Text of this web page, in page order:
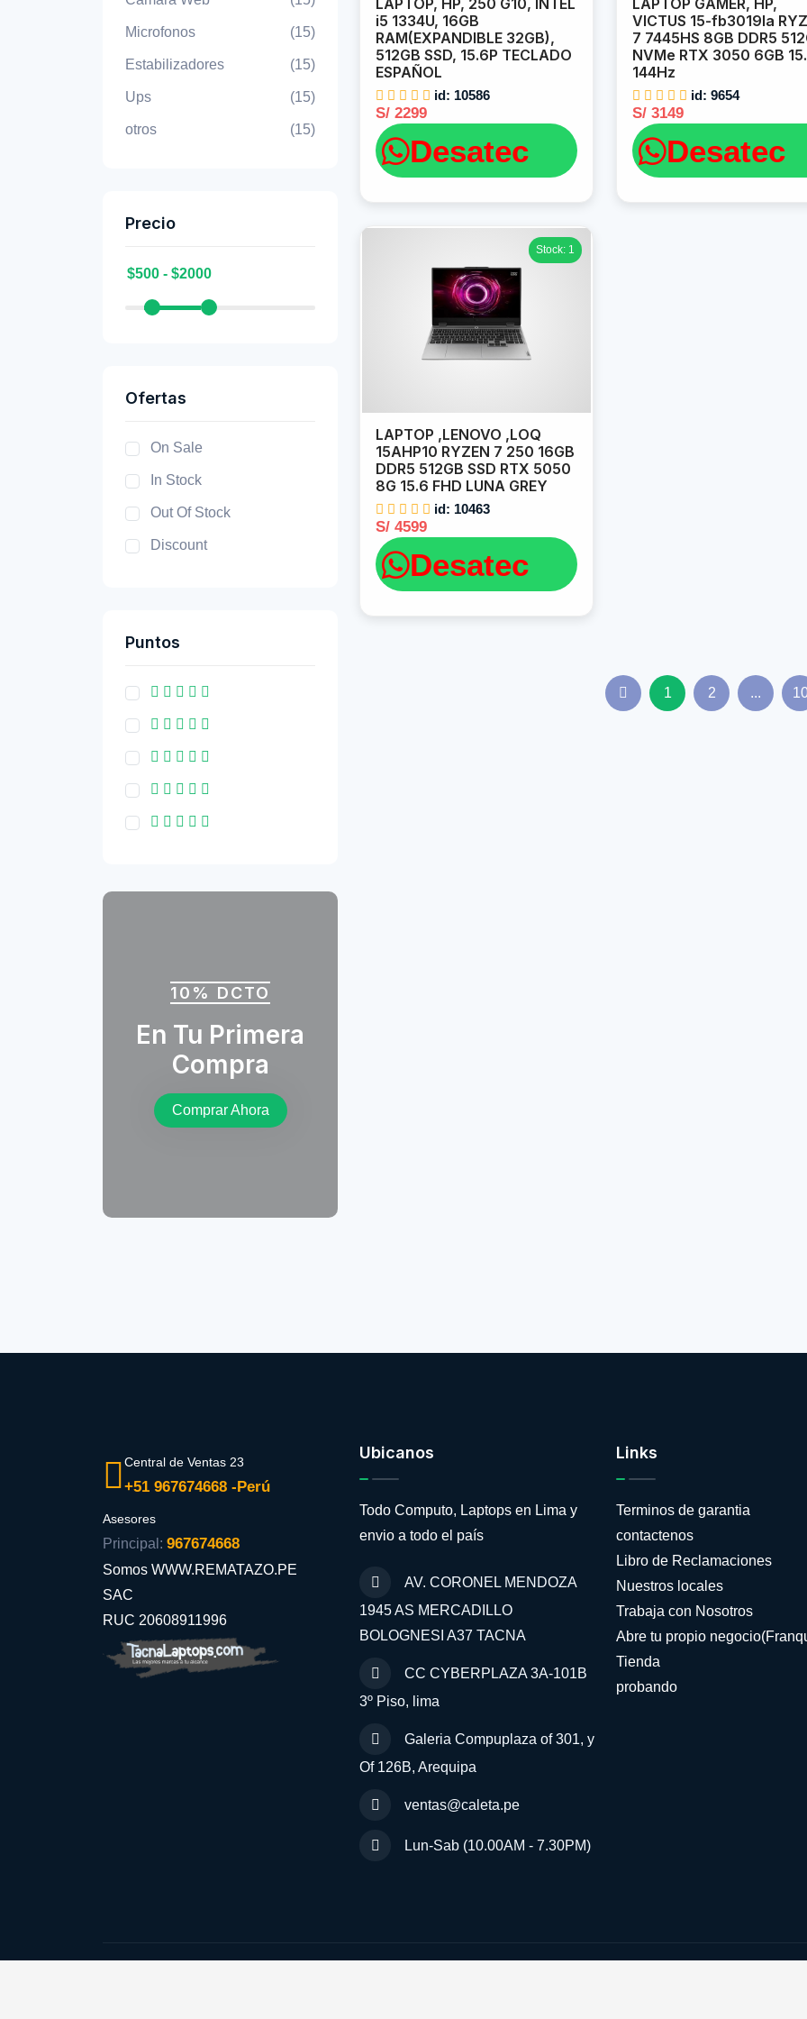
Microfonos (15)
Estabilizadores (15)
Ups (15)
otros (15)
Precio
Ofertas
On Sale
In Stock
Out Of Stock
Discount
Puntos
10% DCTO
En Tu Primera
Compra
Comprar Ahora
LAPTOP, HP, 250 G10, INTEL
i5 1334U, 16GB
RAM(EXPANDIBLE 32GB),
512GB SSD, 15.6P TECLADO
ESPAÑOL
id: 10586
S/ 2299
Desatec
LAPTOP GAMER, HP,
VICTUS 15-fb3019la
7 7445HS 8GB DDR5
NVMe RTX 3050 6GB
144Hz
id: 9654
S/ 3149
Desatec
Stock: 1
LAPTOP ,LENOVO ,LOQ
15AHP10 RYZEN 7 250 16GB
DDR5 512GB SSD RTX 5050
8G 15.6 FHD LUNA GREY
id: 10463
S/ 4599
Desatec
1 2 ...
Central de Ventas 23
+51 967674668 -Perú
Asesores
Principal: 967674668
Somos WWW.REMATAZO.PE
SAC
RUC 20608911996
Ubicanos
Todo Computo, Laptops en Lima y
envio a todo el país
AV. CORONEL MENDOZA
1945 AS MERCADILLO
BOLOGNESI A37 TACNA
CC CYBERPLAZA 3A-101B
3º Piso, lima
Galeria Compuplaza of 301, y
Of 126B, Arequipa
ventas@caleta.pe
Lun-Sab (10.00AM - 7.30PM)
Links
Terminos de garantia
contactenos
Libro de Reclamaciones
Nuestros locales
Trabaja con Nosotros
Abre tu propio
Tienda
probando